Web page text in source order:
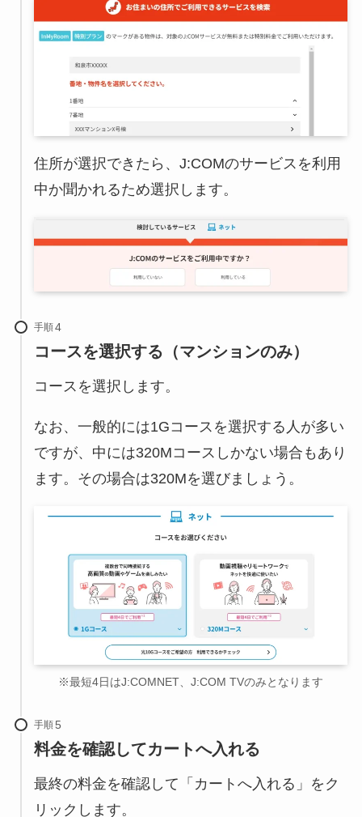
住所が選択できたら、J:COMのサービスを利用
中か聞かれるため選択します。
手順
コースを選択する（マンションのみ）
コースを選択します。
なお、一般的には1Gコースを選択する人が多い
ですが、中には320Mコースしかない場合もあり
ます。その場合は320Mを選びましょう。
※最短4日はJ:COMNET、J:COM TVのみとなります
手順
料金を確認してカートへ入れる
最終の料金を確認して「カートへ入れる」をク
リックします。